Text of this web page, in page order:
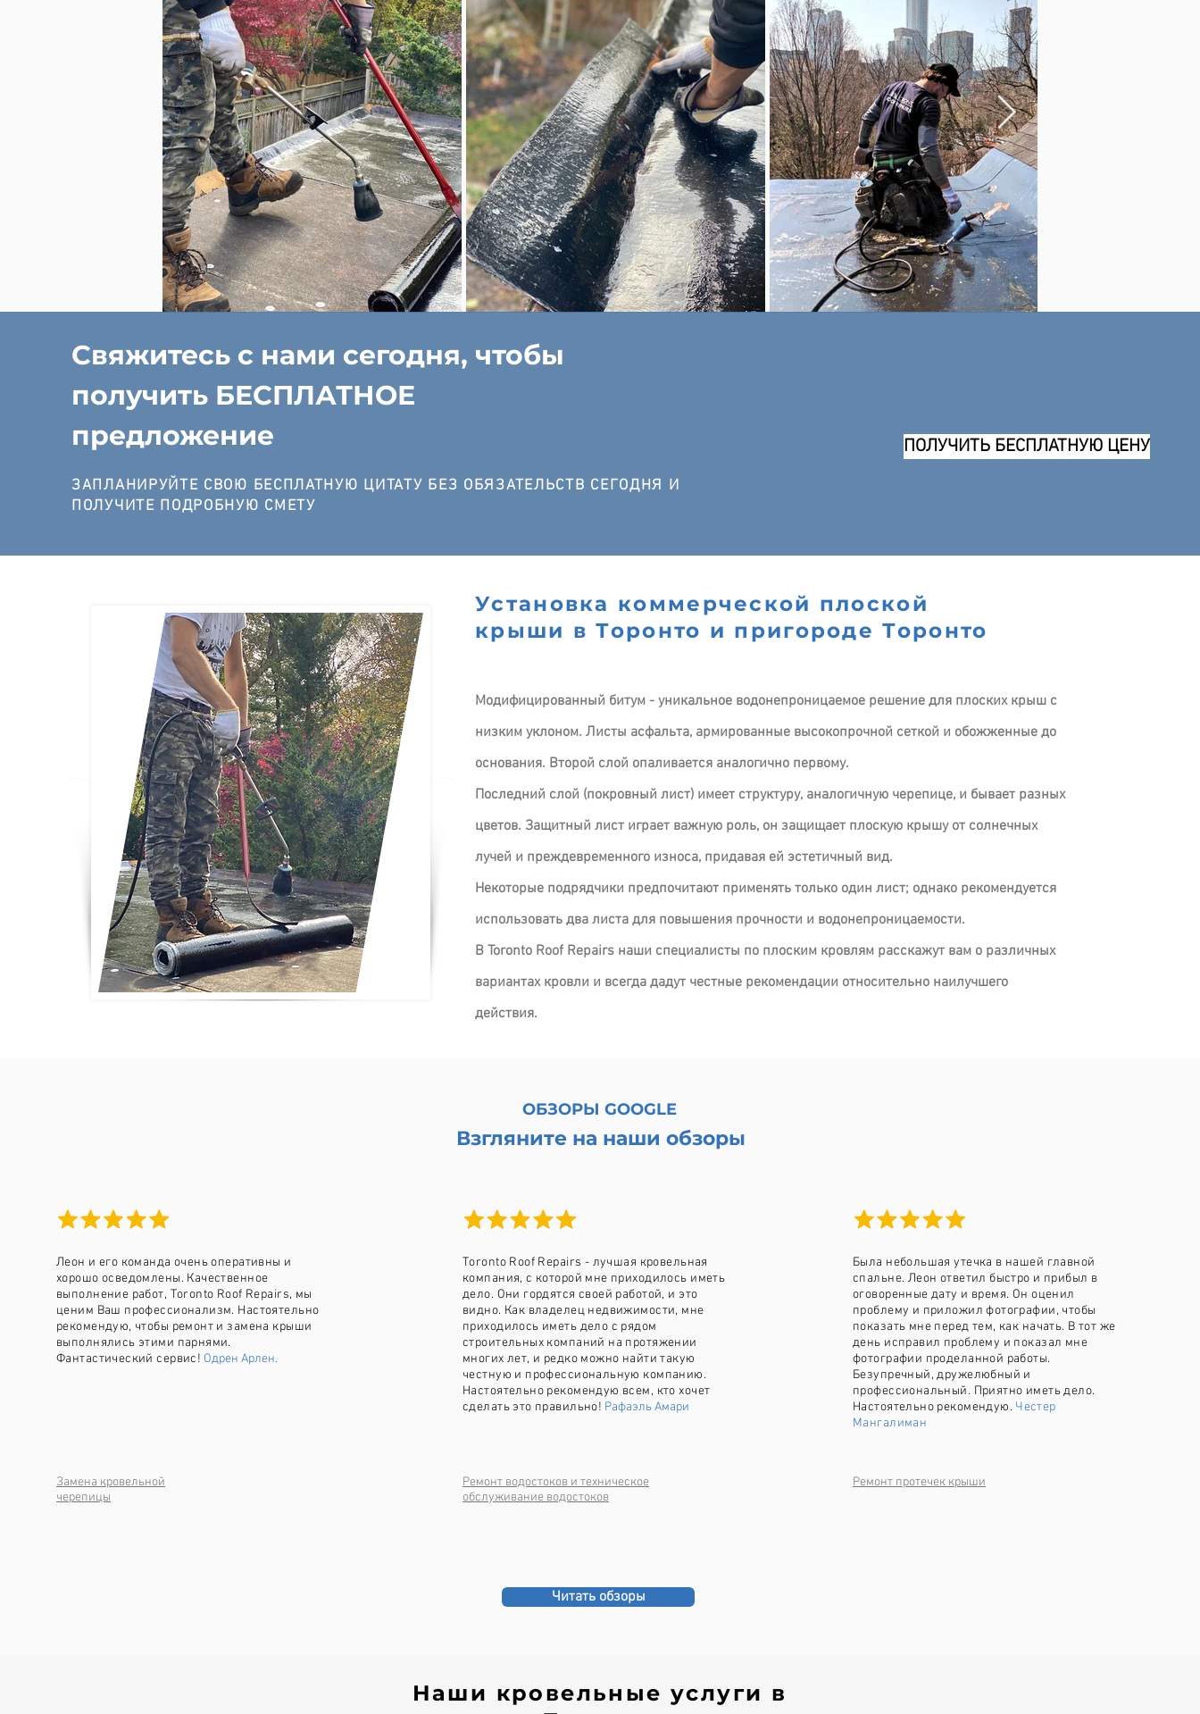
Свяжитесь с нами сегодня, чтобы
получить БЕСПЛАТНОЕ
предложение
ПОЛУЧИТЬ БЕСПЛАТНУЮ ЦЕНУ
ЗАПЛАНИРУЙТЕ СВОЮ БЕСПЛАТНУЮ ЦИТАТУ БЕЗ ОБЯЗАТЕЛЬСТВ СЕГОДНЯ И
ПОЛУЧИТЕ ПОДРОБНУЮ СМЕТУ
Установка коммерческой плоской
крыши в Торонто и пригороде Торонто
Модифицированный битум - уникальное водонепроницаемое решение для плоских крыш с
низким уклоном. Листы асфальта, армированные высокопрочной сеткой и обожженные до
основания. Второй слой опаливается аналогично первому.
Последний слой (покровный лист) имеет структуру, аналогичную черепице, и бывает разных
цветов. Защитный лист играет важную роль, он защищает плоскую крышу от солнечных
лучей и преждевременного износа, придавая ей эстетичный вид.
Некоторые подрядчики предпочитают применять только один лист; однако рекомендуется
использовать два листа для повышения прочности и водонепроницаемости.
В Toronto Roof Repairs наши специалисты по плоским кровлям расскажут вам о различных
вариантах кровли и всегда дадут честные рекомендации относительно наилучшего
действия.
ОБЗОРЫ GOOGLE
Взгляните на наши обзоры
Леон и его команда очень оперативны и
хорошо осведомлены. Качественное
выполнение работ, Toronto Roof Repairs, мы
ценим Ваш профессионализм. Настоятельно
рекомендую, чтобы ремонт и замена крыши
выполнялись этими парнями.
Фантастический сервис! Одрен Арлен.
Замена кровельной
черепицы
Toronto Roof Repairs - лучшая кровельная
компания, с которой мне приходилось иметь
дело. Они гордятся своей работой, и это
видно. Как владелец недвижимости, мне
приходилось иметь дело с рядом
строительных компаний на протяжении
многих лет, и редко можно найти такую
честную и профессиональную компанию.
Настоятельно рекомендую всем, кто хочет
сделать это правильно! Рафаэль Амари
Ремонт водостоков и техническое
обслуживание водостоков
Была небольшая утечка в нашей главной
спальне. Леон ответил быстро и прибыл в
оговоренные дату и время. Он оценил
проблему и приложил фотографии, чтобы
показать мне перед тем, как начать. В тот же
день исправил проблему и показал мне
фотографии проделанной работы.
Безупречный, дружелюбный и
профессиональный. Приятно иметь дело.
Настоятельно рекомендую. Честер
Мангалиман
Ремонт протечек крыши
Читать обзоры
Наши кровельные услуги в